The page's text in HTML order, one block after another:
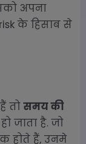
अपना
के हिसाब से
तो समय की
जाता है. जो
होते हैं, उनमे